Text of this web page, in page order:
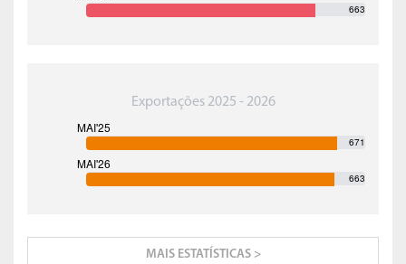
663
Exportações 2025 - 2026
671
663
MAIS ESTATÍSTICAS >